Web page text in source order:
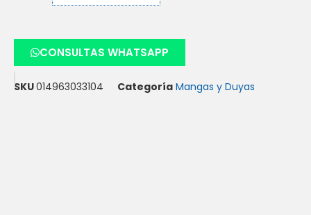
CONSULTAS WHATSAPP
SKU014963033104 Categoría Mangas y Duyas